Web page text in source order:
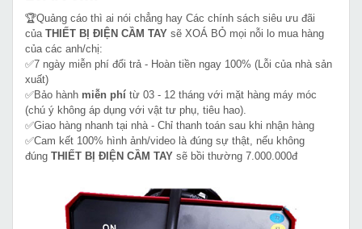
🏆Quảng cáo thì ai nói chẳng hay Các chính sách siêu ưu đãi
của THIẾT BỊ ĐIỆN CẦM TAY sẽ XOÁ BỎ mọi nỗi lo mua hàng
của các anh/chị:
✅7 ngày miễn phí đổi trả - Hoàn tiền ngay 100% (Lỗi của nhà sản
xuất)
✅Bảo hành miễn phí từ 03 - 12 tháng với mặt hàng máy móc
(chú ý không áp dụng với vật tư phụ, tiêu hao).
✅Giao hàng nhanh tại nhà - Chỉ thanh toán sau khi nhận hàng
✅Cam kết 100% hình ảnh/video là đúng sự thật, nếu không
đúng THIẾT BỊ ĐIỆN CẦM TAY sẽ bồi thường 7.000.000đ